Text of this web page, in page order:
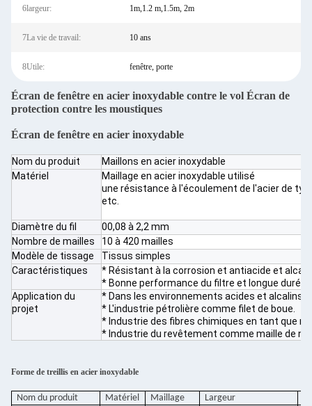
6largeur: 1m,1.2 m,1.5m, 2m
7La vie de travail: 10 ans
8Utile: fenêtre, porte
Écran de fenêtre en acier inoxydable contre le vol Écran de
protection contre les moustiques
Écran de fenêtre en acier inoxydable
Nom du produit
Maillons en acier inoxydable
Matériel
Maillage en acier inoxydable utilisé
une résistance à l'écoulement de l'acier de
etc.
Diamètre du fil
00,08 à 2,2 mm
Nombre de mailles
10 à 420 mailles
Modèle de tissage
Tissus simples
Caractéristiques
* Résistant à la corrosion et antiacide et
* Bonne performance du filtre et longue durée
Application du
projet
* Dans les environnements acides et
* L'industrie pétrolière comme filet de boue.
* Industrie des fibres chimiques en tant que
* Industrie du revêtement comme maille de
Forme de treillis en acier inoxydable
Nom du produit Matériel Maillage Largeur